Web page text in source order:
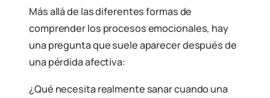
Más allá de las diferentes formas de
comprender los procesos emocionales, hay
una pregunta que suele aparecer después de
una pérdida afectiva:
¿Qué necesita realmente sanar cuando una